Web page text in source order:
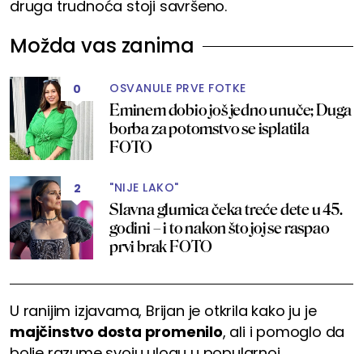
druga trudnoća stoji savršeno.
Možda vas zanima
0 OSVANULE PRVE FOTKE
Eminem dobio još jedno unuče; Duga
borba za potomstvo se isplatila
FOTO
2 "NIJE LAKO"
Slavna glumica čeka treće dete u 45.
godini – i to nakon što joj se raspao
prvi brak FOTO
U ranijim izjavama, Brijan je otkrila kako ju je
majčinstvo dosta promenilo, ali i pomoglo da